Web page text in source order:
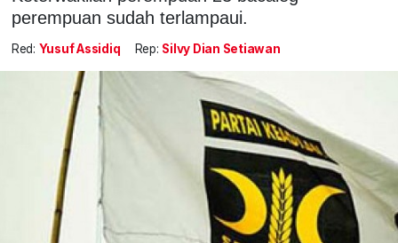
perempuan sudah terlampaui.
Red: Yusuf Assidiq Rep: Silvy Dian Setiawan